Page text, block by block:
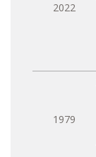
2022
1979